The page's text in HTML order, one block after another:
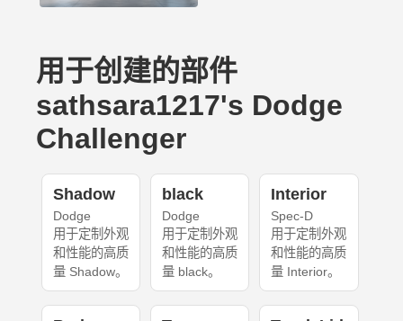
用于创建的部件
sathsara1217's Dodge
Challenger
Shadow
Dodge
用于定制外观
和性能的高质
量 Shadow。
black
Dodge
用于定制外观
和性能的高质
量 black。
Interior
Spec-D
用于定制外观
和性能的高质
量 Interior。